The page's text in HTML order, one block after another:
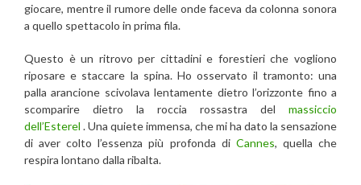
giocare, mentre il rumore delle onde faceva da colonna sonora
a quello spettacolo in prima fila.
Questo è un ritrovo per cittadini e forestieri che vogliono
riposare e staccare la spina. Ho osservato il tramonto: una
palla arancione scivolava lentamente dietro l’orizzonte fino a
scomparire dietro la roccia rossastra del massiccio
dell’Esterel . Una quiete immensa, che mi ha dato la sensazione
di aver colto l’essenza più profonda di Cannes, quella che
respira lontano dalla ribalta.